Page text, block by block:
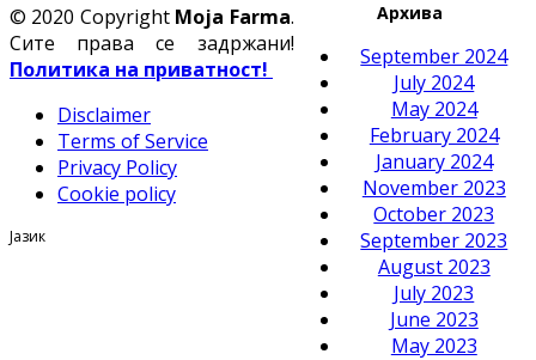
Архива
September 2024
July 2024
May 2024
February 2024
January 2024
November 2023
October 2023
September 2023
August 2023
July 2023
June 2023
May 2023
© 2020 Copyright Moja Farma.
Сите права се задржани!
Политика на приватност!
Disclaimer
Terms of Service
Privacy Policy
Cookie policy
Јазик